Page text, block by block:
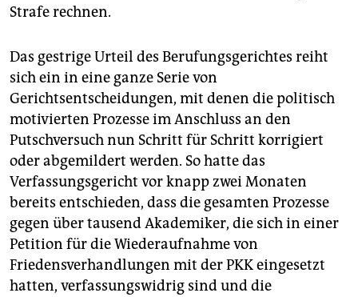
Strafe rechnen.
Das gestrige Urteil des Berufungsgerichtes reiht
sich ein in eine ganze Serie von
Gerichtsentscheidungen, mit denen die politisch
motivierten Prozesse im Anschluss an den
Putschversuch nun Schritt für Schritt korrigiert
oder abgemildert werden. So hatte das
Verfassungsgericht vor knapp zwei Monaten
bereits entschieden, dass die gesamten Prozesse
gegen über tausend Akademiker, die sich in einer
Petition für die Wiederaufnahme von
Friedensverhandlungen mit der PKK eingesetzt
hatten, verfassungswidrig sind und die